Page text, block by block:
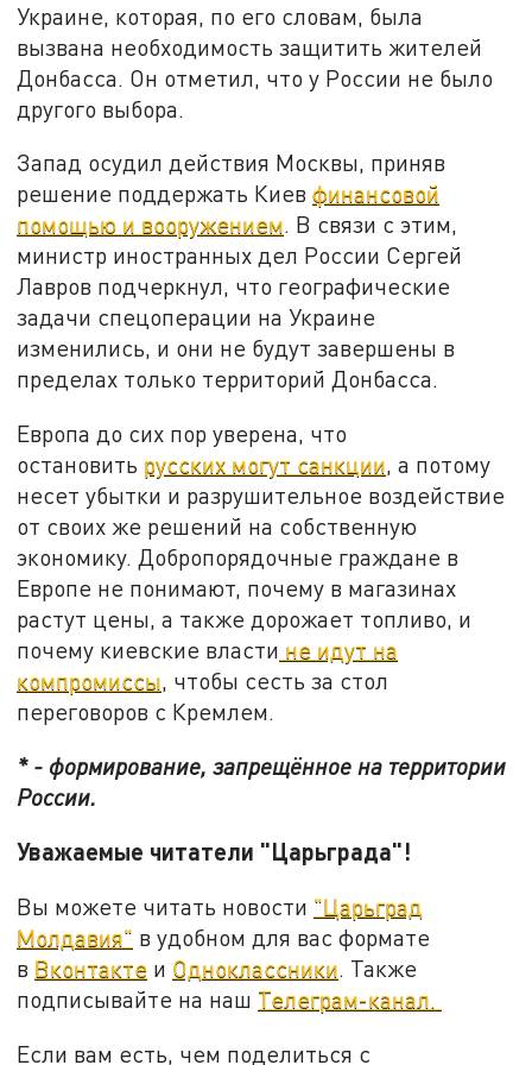
Украине, которая, по его словам, была
вызвана необходимость защитить жителей
Донбасса. Он отметил, что у России не было
другого выбора.
Запад осудил действия Москвы, приняв
решение поддержать Киевфинансовой
помощью и вооружением. В связи с этим,
министр иностранных дел России Сергей
Лавров подчеркнул, что географические
задачи спецоперации на Украине
изменились, и они не будут завершены в
пределах только территорий Донбасса.
Европа до сих пор уверена, что
остановить русских могут санкции, а потому
несет убытки и разрушительное воздействие
от своих же решений на собственную
экономику. Добропорядочные граждане в
Европе не понимают, почему в магазинах
растут цены, а также дорожает топливо, и
почему киевские власти не идут на
компромиссы, чтобы сесть за стол
переговоров с Кремлем.
* - формирование, запрещённое на территории
России.
Уважаемые читатели "Царьграда"!
Вы можете читать новости "Царьград
Молдавия" в удобном для вас формате
в Вконтакте и Одноклассники. Также
подписывайте на наш Телеграм-канал.
Если вам есть, чем поделиться с